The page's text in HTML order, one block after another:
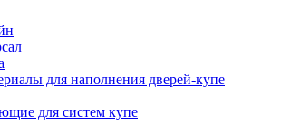
для наполнения дверей-купе
для систем купе